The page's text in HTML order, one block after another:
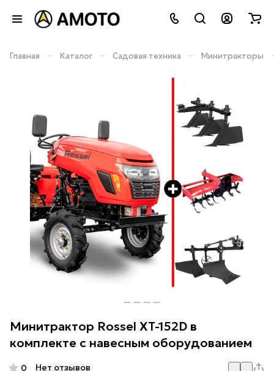
Главная – Каталог – Садовая техника – Минитракторы
Минитрактор Rossel XT-152D в
комплекте с навесным оборудованием
0 Нет отзывов